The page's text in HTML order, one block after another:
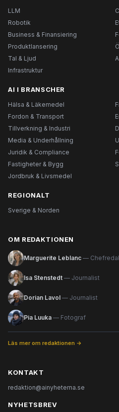
LLM
Robotik
Business & Finansiering
Produktlansering
Tal & Ljud
Infrastruktur
AI I BRANSCHER
Hälsa & Läkemedel
Fordon & Transport
Tillverkning & Industri
Media & Underhållning
Juridik & Compliance
Fastigheter & Bygg
Jordbruk & Livsmedel
REGIONALT
Sverige & Norden
OM REDAKTIONEN
Marguerite Leblanc —
Isa Stenstedt — Journalist
Dorian Lavol — Journalist
Pia Luuka — Fotograf
Läs mer om redaktionen →
KONTAKT
redaktion@ainyheterna.se
NYHETSBREV